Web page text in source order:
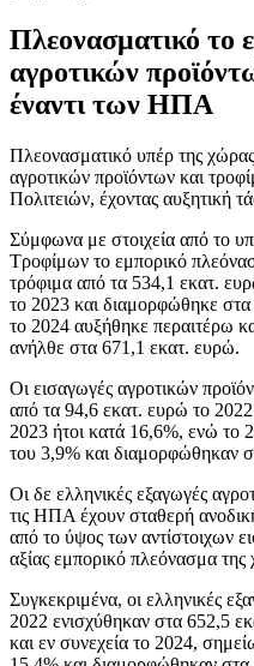
Πλεονασματικό το
αγροτικών
έναντι των ΗΠΑ
Πλεονασματικό υπέρ της χώρας
αγροτικών προϊόντων και
Πολιτειών, έχοντας αυξητική
Σύμφωνα με στοιχεία από το
Τροφίμων το εμπορικό
τρόφιμα από τα 534,1 εκατ.
το 2023 και διαμορφώθηκε
το 2024 αυξήθηκε περαιτέρω
ανήλθε στα 671,1 εκατ. ευρώ.
Οι εισαγωγές αγροτικών
από τα 94,6 εκατ. ευρώ το
2023 ήτοι κατά 16,6%, ενώ το
του 3,9% και διαμορφώθηκαν
Οι δε ελληνικές εξαγωγές
τις ΗΠΑ έχουν σταθερή
από το ύψος των αντίστοιχων
αξίας εμπορικό πλεόνασμα της
Συγκεκριμένα, οι ελληνικές
2022 ενισχύθηκαν στα 652,5
και εν συνεχεία το 2024,